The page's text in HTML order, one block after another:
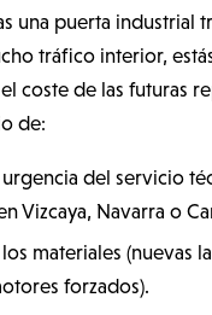
una puerta industrial
tráfico interior,
coste de las futuras
de:
urgencia del servicio
Vizcaya, Navarra o
materiales (nuevas
forzados).